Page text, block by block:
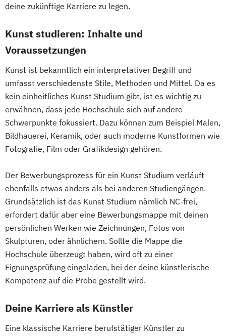
deine zukünftige Karriere zu legen.
Kunst studieren: Inhalte und
Voraussetzungen
Kunst ist bekanntlich ein interpretativer Begriff und
umfasst verschiedenste Stile, Methoden und Mittel. Da es
kein einheitliches Kunst Studium gibt, ist es wichtig zu
erwähnen, dass jede Hochschule sich auf andere
Schwerpunkte fokussiert. Dazu können zum Beispiel Malen,
Bildhauerei, Keramik, oder auch moderne Kunstformen wie
Fotografie, Film oder Grafikdesign gehören.
Der Bewerbungsprozess für ein Kunst Studium verläuft
ebenfalls etwas anders als bei anderen Studiengängen.
Grundsätzlich ist das Kunst Studium nämlich NC-frei,
erfordert dafür aber eine Bewerbungsmappe mit deinen
persönlichen Werken wie Zeichnungen, Fotos von
Skulpturen, oder ähnlichem. Sollte die Mappe die
Hochschule überzeugt haben, wird oft zu einer
Eignungsprüfung eingeladen, bei der deine künstlerische
Kompetenz auf die Probe gestellt wird.
Deine Karriere als Künstler
Eine klassische Karriere berufstätiger Künstler zu